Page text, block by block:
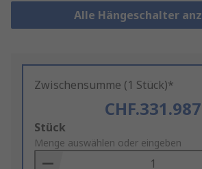
Alle Hängeschalter
Zwischensumme (1 Stück)*
CHF.331.987
Add
to
Basket
Stück
Menge auswählen oder eingeben